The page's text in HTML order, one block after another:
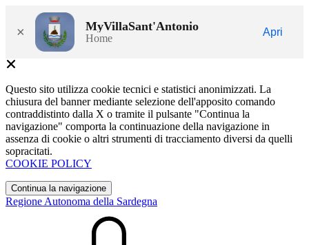
× MyVillaSant'Antonio
Home
Apri
Questo sito utilizza cookie tecnici e statistici anonimizzati. La
chiusura del banner mediante selezione dell'apposito comando
contraddistinto dalla X o tramite il pulsante "Continua la
navigazione" comporta la continuazione della navigazione in
assenza di cookie o altri strumenti di tracciamento diversi da quelli
sopracitati.
COOKIE POLICY
Continua la navigazione
Regione Autonoma della Sardegna